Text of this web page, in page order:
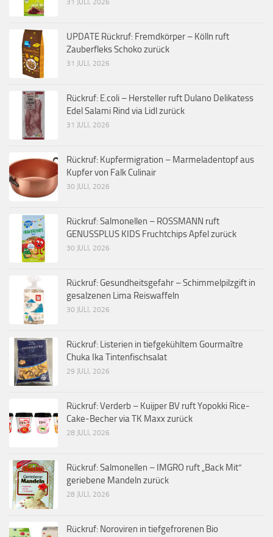
31 JULI, 2026
UPDATE Rückruf: Fremdkörper – Kölln ruft
Zauberfleks Schoko zurück
31 JULI, 2026
Rückruf: E.coli – Hersteller ruft Dulano Delikatess
Edel Salami Rind via Lidl zurück
31 JULI, 2026
Rückruf: Kupfermigration – Marmeladentopf aus
Kupfer von Falk Culinair
30 JULI, 2026
Rückruf: Salmonellen – ROSSMANN ruft
GENUSSPLUS KIDS Fruchtchips Apfel zurück
30 JULI, 2026
Rückruf: Gesundheitsgefahr – Schimmelpilzgift in
gesalzenen Lima Reiswaffeln
30 JULI, 2026
Rückruf: Listerien in tiefgekühltem Gourmaître
Chuka Ika Tintenfischsalat
29 JULI, 2026
Rückruf: Verderb – Kuijper BV ruft Yopokki Rice-
Cake-Becher via TK Maxx zurück
28 JULI, 2026
Rückruf: Salmonellen – IMGRO ruft „Back Mit“
geriebene Mandeln zurück
28 JULI, 2026
Rückruf: Noroviren in tiefgefrorenen Bio